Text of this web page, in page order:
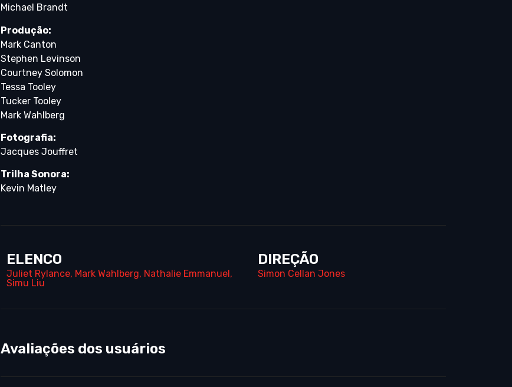
Michael Brandt
Produção:
Mark Canton
Stephen Levinson
Courtney Solomon
Tessa Tooley
Tucker Tooley
Mark Wahlberg
Fotografia:
Jacques Jouffret
Trilha Sonora:
Kevin Matley
ELENCO
Juliet Rylance, Mark Wahlberg, Nathalie Emmanuel,
Simu Liu
DIREÇÃO
Simon Cellan Jones
Avaliações dos usuários